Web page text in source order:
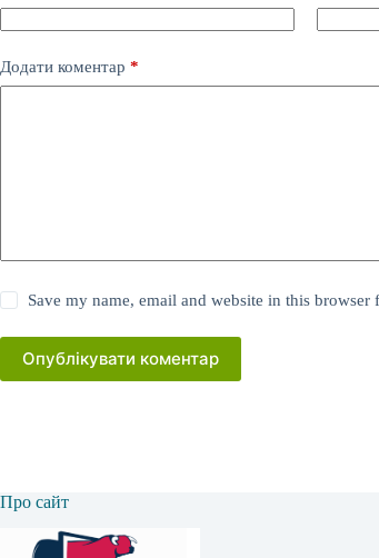
Додати коментар *
Save my name, email and website in this
Опублікувати коментар
Про сайт